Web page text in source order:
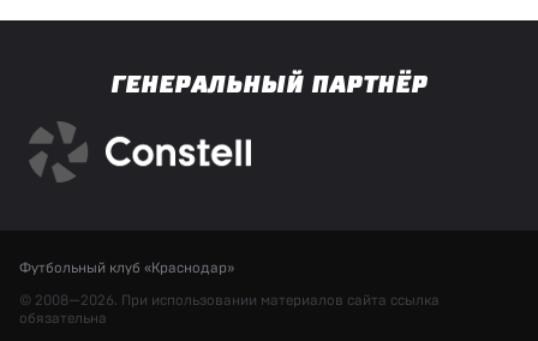
ГЕНЕРАЛЬНЫЙ ПАРТНЁР
Футбольный клуб «Краснодар»
© 2008—2026. При использовании материалов сайта ссылка
обязательна